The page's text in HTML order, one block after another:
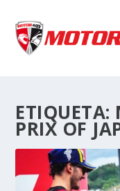
ETIQUETA:
PRIX OF